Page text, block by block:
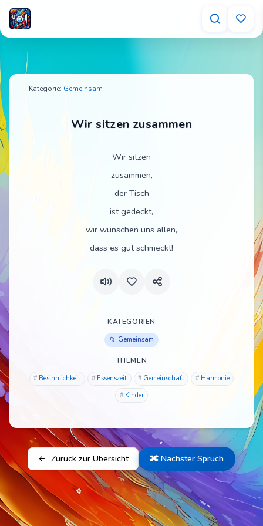
Wir sitzen zusammen – Tischspruch für Kinder
Kategorie: Gemeinsam
Wir sitzen zusammen
Wir sitzen
zusammen,
der Tisch
ist gedeckt,
wir wünschen uns allen,
dass es gut schmeckt!
KATEGORIEN
Gemeinsam
THEMEN
Besinnlichkeit Essenszeit Gemeinschaft
Harmonie
Kinder
Zurück zur Übersicht 🔀 Nächster Spruch